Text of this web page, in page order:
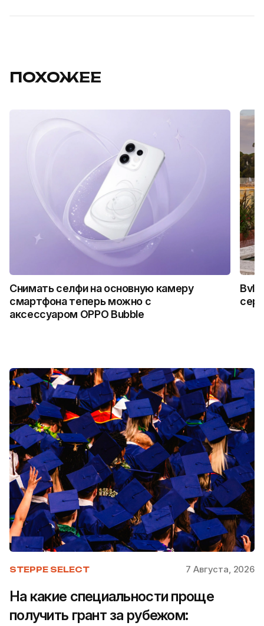
ПОХОЖЕЕ
Снимать селфи на основную камеру
смартфона теперь можно с
аксессуаром OPPO Bubble
STEPPE SELECT 7 Августа, 2026
На какие специальности проще
получить грант за рубежом: